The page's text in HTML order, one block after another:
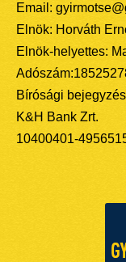
Email:
Elnök: Horváth
Elnök-helyettes:
Bírósági
K&H Bank Zrt.
10400401-